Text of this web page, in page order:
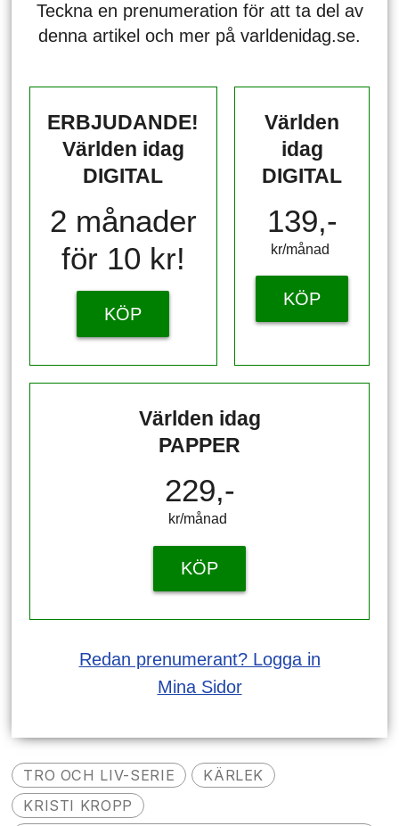
Teckna en prenumeration för att ta del av
denna artikel och mer på varldenidag.se.
ERBJUDANDE!
Världen idag
DIGITAL
2 månader
för 10 kr!
KÖP
Världen
idag
DIGITAL
139,-
kr/månad ​​​​​​
KÖP
Världen idag
PAPPER
229,-
kr/månad ​​​​​​
KÖP
Redan prenumerant? Logga in
Mina Sidor
TRO OCH LIV-SERIE
KÄRLEK
KRISTI KROPP